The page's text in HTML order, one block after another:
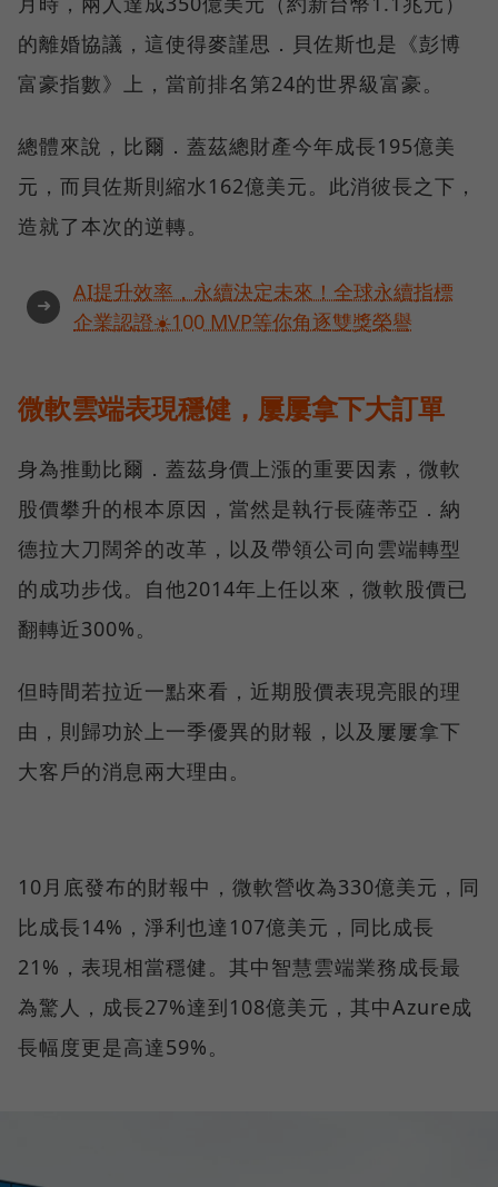
的離婚協議，這使得麥謹思．貝佐斯也是《彭博
富豪指數》上，當前排名第24的世界級富豪。
總體來說，比爾．蓋茲總財產今年成長195億美
元，而貝佐斯則縮水162億美元。此消彼長之下，
造就了本次的逆轉。
➜
AI提升效率，永續決定未來！全球永續指標
企業認證☀️100 MVP等你角逐雙獎榮譽
微軟雲端表現穩健，屢屢拿下大訂單
身為推動比爾．蓋茲身價上漲的重要因素，微軟
股價攀升的根本原因，當然是執行長薩蒂亞．納
德拉大刀闊斧的改革，以及帶領公司向雲端轉型
的成功步伐。自他2014年上任以來，微軟股價已
翻轉近300%。
但時間若拉近一點來看，近期股價表現亮眼的理
由，則歸功於上一季優異的財報，以及屢屢拿下
大客戶的消息兩大理由。
10月底發布的財報中，微軟營收為330億美元，同
比成長14%，淨利也達107億美元，同比成長
21%，表現相當穩健。其中智慧雲端業務成長最
為驚人，成長27%達到108億美元，其中Azure成
長幅度更是高達59%。